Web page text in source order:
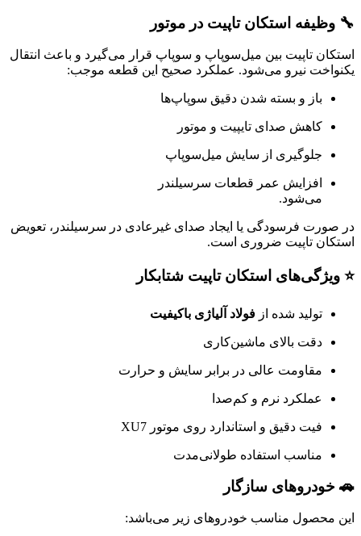
🔧 وظیفه استکان تاپیت در موتور
استکان تاپیت بین میل‌سوپاپ و سوپاپ قرار می‌گیرد و باعث انتقال
یکنواخت نیرو می‌شود. عملکرد صحیح این قطعه موجب:
باز و بسته شدن دقیق سوپاپ‌ها
کاهش صدای تایپیت و موتور
جلوگیری از سایش میل‌سوپاپ
افزایش عمر قطعات سرسیلندر
می‌شود.
در صورت فرسودگی یا ایجاد صدای غیرعادی در سرسیلندر، تعویض
استکان تاپیت ضروری است.
⭐ ویژگی‌های استکان تاپیت شتابکار
تولید شده از فولاد آلیاژی باکیفیت
دقت بالای ماشین‌کاری
مقاومت عالی در برابر سایش و حرارت
عملکرد نرم و کم‌صدا
فیت دقیق و استاندارد روی موتور XU7
مناسب استفاده طولانی‌مدت
🚗 خودروهای سازگار
این محصول مناسب خودروهای زیر می‌باشد: